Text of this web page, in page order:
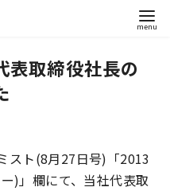
表取締役社長の
スト(8月27日号)「2013
)」欄にて、当社代表取